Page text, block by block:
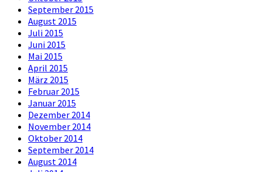
September 2015
August 2015
Juli 2015
Juni 2015
Mai 2015
April 2015
März 2015
Februar 2015
Januar 2015
Dezember 2014
November 2014
Oktober 2014
September 2014
August 2014